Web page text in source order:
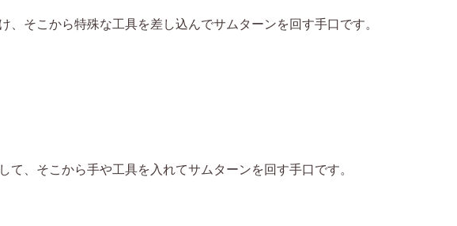
、そこから特殊な工具を差し込んでサムターンを回す手口です。
て、そこから手や工具を入れてサムターンを回す手口です。